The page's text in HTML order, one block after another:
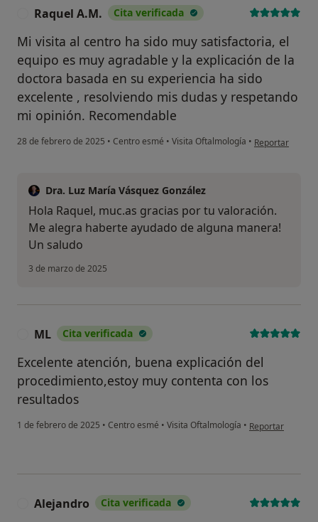
Raquel A.M. Cita verificada
Mi visita al centro ha sido muy satisfactoria, el
equipo es muy agradable y la explicación de la
doctora basada en su experiencia ha sido
excelente , resolviendo mis dudas y respetando
mi opinión. Recomendable
28 de febrero de 2025 • Centro esmé • Visita Oftalmología • en opinión del
Reportar
Dra. Luz María Vásquez González
Hola Raquel, muc.as gracias por tu valoración.
Me alegra haberte ayudado de alguna manera!
Un saludo
3 de marzo de 2025
ML Cita verificada
Excelente atención, buena explicación del
procedimiento,estoy muy contenta con los
resultados
1 de febrero de 2025 • Centro esmé • Visita Oftalmología • en opinión del
Reportar
Alejandro Cita verificada